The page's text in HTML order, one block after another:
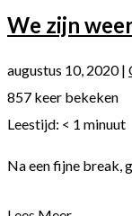
We zijn
augustus 10, 2020|
857 keer bekeken
Leestijd: < 1 minuut
Na een fijne break,